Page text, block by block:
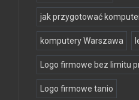
jak przygotować
komputery Warszawa
Logo firmowe bez limitu
Logo firmowe tanio